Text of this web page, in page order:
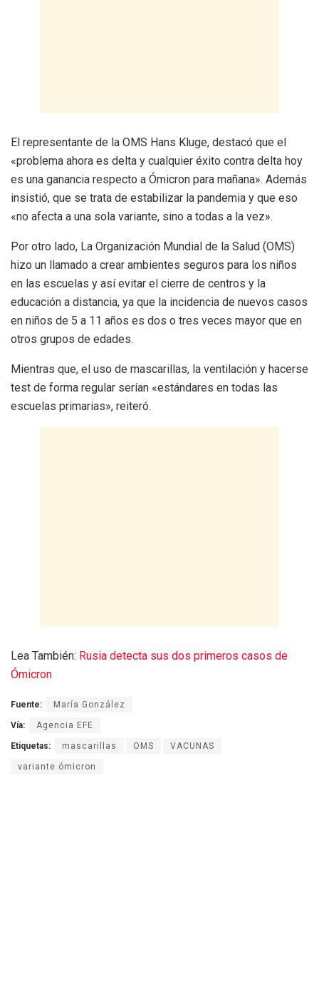
El representante de la OMS Hans Kluge, destacó que el
«problema ahora es delta y cualquier éxito contra delta hoy
es una ganancia respecto a Ómicron para mañana». Además
insistió, que se trata de estabilizar la pandemia y que eso
«no afecta a una sola variante, sino a todas a la vez».
Por otro lado, La Organización Mundial de la Salud (OMS)
hizo un llamado a crear ambientes seguros para los niños
en las escuelas y así evitar el cierre de centros y la
educación a distancia, ya que la incidencia de nuevos casos
en niños de 5 a 11 años es dos o tres veces mayor que en
otros grupos de edades.
Mientras que, el uso de mascarillas, la ventilación y hacerse
test de forma regular serían «estándares en todas las
escuelas primarias», reiteró.
Lea También: Rusia detecta sus dos primeros casos de
Ómicron
Fuente: María González
Vía: Agencia EFE
Etiquetas: mascarillas OMS VACUNAS
variante ómicron